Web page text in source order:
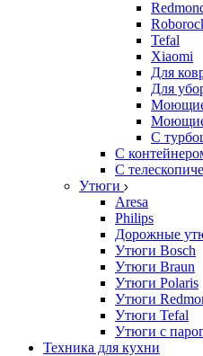
Tefal
Xiaomi
Для
Для
Моющие
С
С
С
Утюги
Aresa
Philips
Дорожные
Утюги Bosch
Утюги Braun
Утюги Polaris
Утюги
Утюги Tefal
Утюги с
Техника для кухни